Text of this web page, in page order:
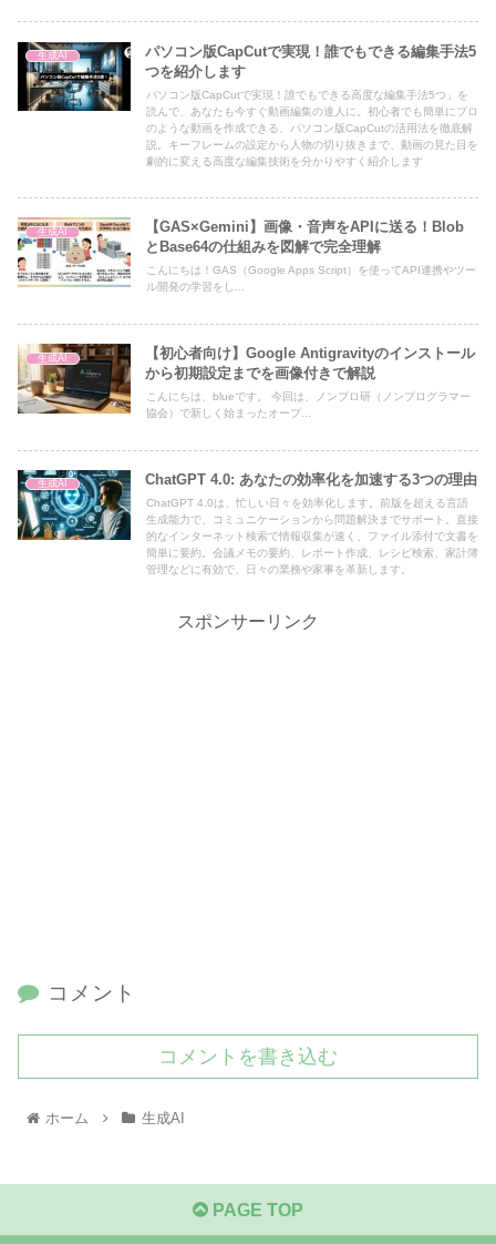
生成AI
パソコン版CapCutで実現！誰でもできる編集手法5
つを紹介します
パソコン版CapCutで実現！誰でもできる高度な編集手法5つ」を
読んで、あなたも今すぐ動画編集の達人に。初心者でも簡単にプロ
のような動画を作成できる、パソコン版CapCutの活用法を徹底解
説。キーフレームの設定から人物の切り抜きまで、動画の見た目を
劇的に変える高度な編集技術を分かりやすく紹介します
生成AI
【GAS×Gemini】画像・音声をAPIに送る！Blob
とBase64の仕組みを図解で完全理解
こんにちは！GAS（Google Apps Script）を使ってAPI連携やツー
ル開発の学習をし...
生成AI
【初心者向け】Google Antigravityのインストール
から初期設定までを画像付きで解説
こんにちは、blueです。 今回は、ノンプロ研（ノンプログラマー
協会）で新しく始まったオープ...
生成AI ChatGPT 4.0: あなたの効率化を加速する3つの理由
ChatGPT 4.0は、忙しい日々を効率化します。前版を超える言語
生成能力で、コミュニケーションから問題解決までサポート。直接
的なインターネット検索で情報収集が速く、ファイル添付で文書を
簡単に要約。会議メモの要約、レポート作成、レシピ検索、家計簿
管理などに有効で、日々の業務や家事を革新します。
スポンサーリンク
コメント
コメントを書き込む
ホーム 生成AI
PAGE TOP